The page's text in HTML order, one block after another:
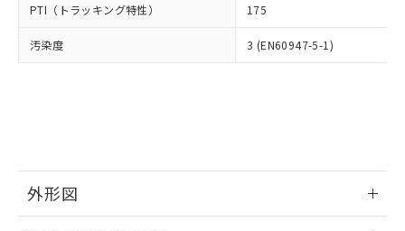
PTI（トラッキング特性） 175
汚染度 3 (EN60947-5-1)
外形図
※当社の共同利用者とは、"個人情報
の「1.共同利
用者の範囲」に記載されている法人を
EU RoHS指令（10物質）の非含有証明書
51物質の非含有証明書（当社基準）
※本証明書は発行日時点で非含有を証明す
るもので、過去に遡って非含有を証明する
していることから、特段のことがない限
り、2022年1月12日より割愛しておりま